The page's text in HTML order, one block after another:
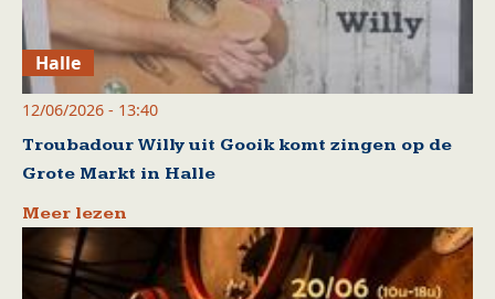
Halle
12/06/2026 - 13:40
Troubadour Willy uit Gooik komt zingen op de
Grote Markt in Halle
Meer lezen